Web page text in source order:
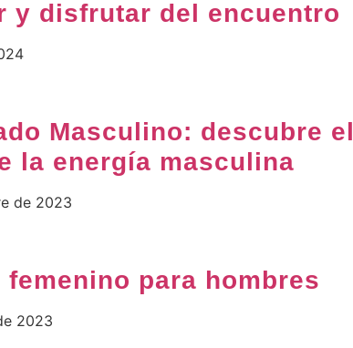
y disfrutar del encuentro
Masculino: descubre el
la energía masculina
de 2023
femenino para hombres
2023